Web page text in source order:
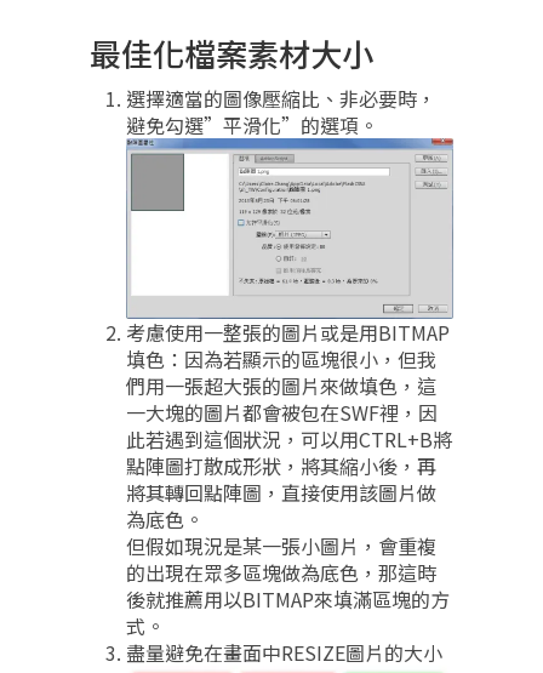
最佳化檔案素材大小
選擇適當的圖像壓縮比、非必要時，
避免勾選”平滑化”的選項。
考慮使用一整張的圖片或是用BITMAP
填色：因為若顯示的區塊很小，但我
們用一張超大張的圖片來做填色，這
一大塊的圖片都會被包在SWF裡，因
此若遇到這個狀況，可以用CTRL+B將
點陣圖打散成形狀，將其縮小後，再
將其轉回點陣圖，直接使用該圖片做
為底色。
但假如現況是某一張小圖片，會重複
的出現在眾多區塊做為底色，那這時
後就推薦用以BITMAP來填滿區塊的方
式。
盡量避免在畫面中RESIZE圖片的大小